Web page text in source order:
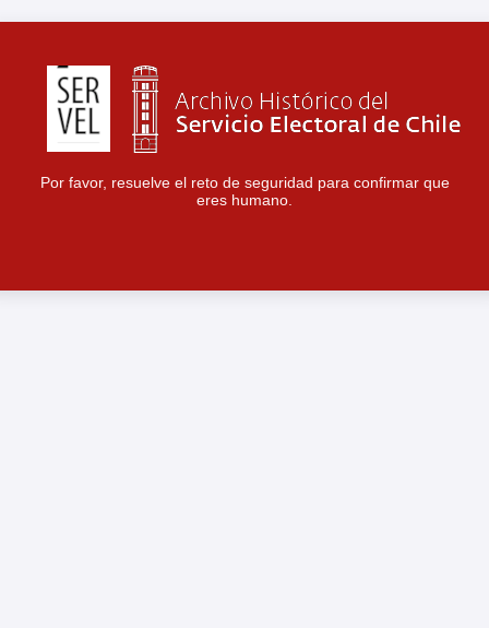
Por favor, resuelve el reto de seguridad para confirmar que
eres humano.